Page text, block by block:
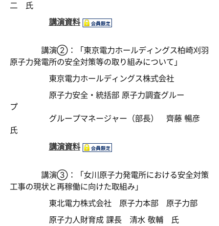
二 氏
講演資料
講演②：「東京電力ホールディングス柏崎刈羽
原子力発電所の安全対策等の取り組みについて」
東京電力ホールディングス株式会社
原子力安全・統括部 原子力調査グルー
プ
グループマネージャー（部長） 齊藤 暢彦
氏
講演資料
講演③：「女川原子力発電所における安全対策
工事の現状と再稼働に向けた取組み」
東北電力株式会社 原子力本部 原子力部
原子力人財育成 課長 清水 敬輔 氏